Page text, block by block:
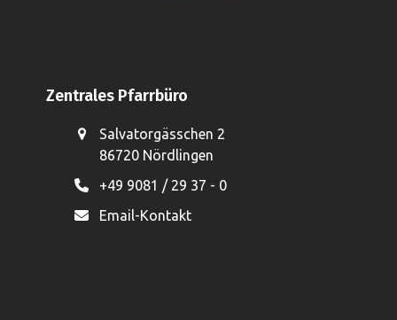
Zentrales Pfarrbüro
Salvatorgässchen 2
86720 Nördlingen
+49 9081 / 29 37 - 0
Email-Kontakt